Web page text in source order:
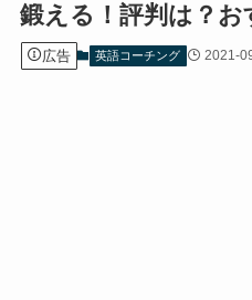
鍛える！評判は？お
広告 英語コーチング 2021-